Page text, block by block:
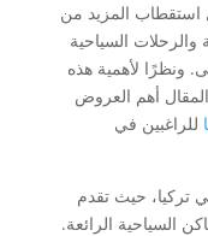
استقطاب المزيد من
السياحية
ونظرًا لأهمية هذه
أهم العروض
للراغبين في
تركيا، حيث تقدم
السياحية الرائعة.